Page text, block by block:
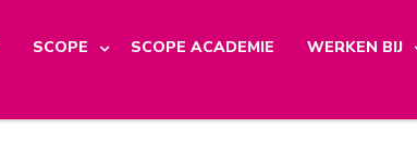
SCOPE SCOPE ACADEMIE WERKEN BIJ